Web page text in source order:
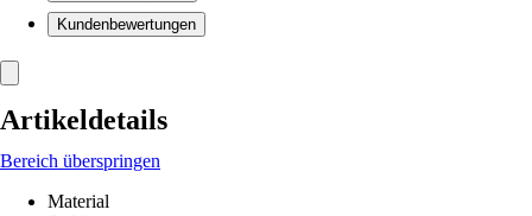
Kundenbewertungen
Artikeldetails
Bereich überspringen
Material